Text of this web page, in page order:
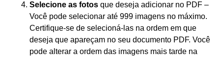
Selecione as fotos que deseja adicionar no PDF –
Você pode selecionar até 999 imagens no máximo.
Certifique-se de selecioná-las na ordem em que
deseja que apareçam no seu documento PDF. Você
pode alterar a ordem das imagens mais tarde na